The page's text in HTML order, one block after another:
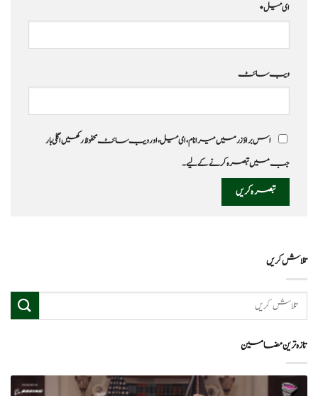
ای میل*
ویب‌ سائٹ
اس براؤزر میں میرا نام، ای میل، اور ویب سائٹ محفوظ رکھیں اگلی بار
جب میں تبصرہ کرنے کےلیے۔
تلاش کریں
تازہ ترین مضامین